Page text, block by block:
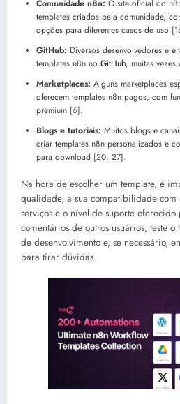
Comunidade n8n: O site oficial do
templates criados pela comunidade,
opções para diferentes casos de uso
GitHub: Diversos desenvolvedores e
templates n8n no GitHub, muitas
Marketplaces: Alguns marketplaces
oferecem templates n8n pagos, com
premium [6].
Blogs e tutoriais: Muitos blogs e
criar templates n8n personalizados e
para download [20, 27].
Na hora de escolher um template, é
qualidade, a sua compatibilidade com
serviços e o nível de suporte
comentários de outros usuários, teste
de desenvolvimento e, se necessário,
para tirar dúvidas.